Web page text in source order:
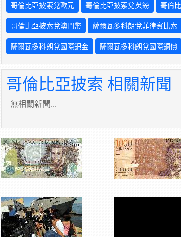
哥倫比亞披索兌歐元 哥倫比亞披索兌英鎊 哥倫
哥倫比亞披索兌澳門幣 薩爾瓦多科朗兌菲律賓比索
薩爾瓦多科朗兌國際鈀金 薩爾瓦多科朗兌國際銅價
哥倫比亞披索 相關新聞
無相關新聞...